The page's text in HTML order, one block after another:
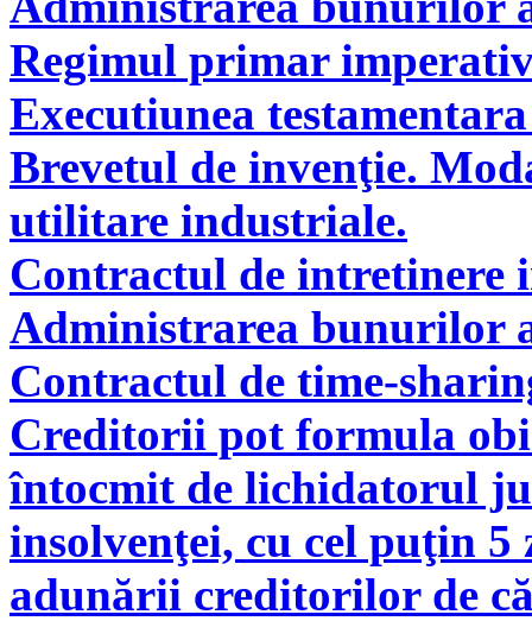
Regimul primar
Executiunea
Brevetul de invenţie.
utilitare industriale.
Contractul de intretinere
Administrarea bunurilor
Contractul de time-
Creditorii pot formula
întocmit de lichidatorul
insolvenţei, cu cel puţin
adunării creditorilor de